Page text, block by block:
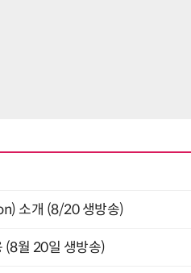
소개 (8/20 생방송)
(8월 20일 생방송)